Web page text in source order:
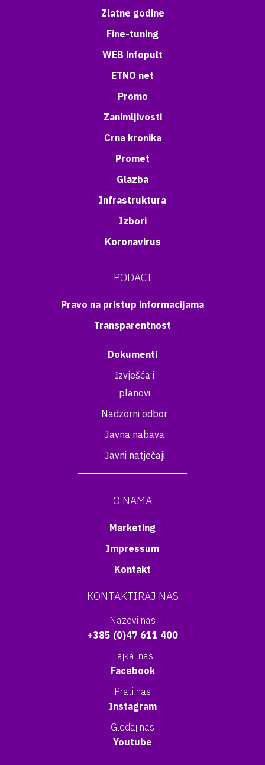
Zlatne godine
Fine-tuning
WEB infopult
ETNO net
Promo
Zanimljivosti
Crna kronika
Promet
Glazba
Infrastruktura
Izbori
Koronavirus
PODACI
Pravo na pristup informacijama
Transparentnost
Dokumenti
Izvješća i
planovi
Nadzorni odbor
Javna nabava
Javni natječaji
O NAMA
Marketing
Impressum
Kontakt
KONTAKTIRAJ NAS
Nazovi nas
+385 (0)47 611 400
Lajkaj nas
Facebook
Prati nas
Instagram
Gledaj nas
Youtube